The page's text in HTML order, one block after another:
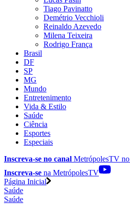
Tiago Pavinatto
Demétrio Vecchioli
Reinaldo Azevedo
Milena Teixeira
Rodrigo França
Brasil
DF
SP
MG
Mundo
Entretenimento
Vida & Estilo
Saúde
Ciência
Esportes
Especiais
Inscreva-se no canal MetrópolesTV no
Inscreva-se na MetrópolesTV
Página Inicial
Saúde
Saúde